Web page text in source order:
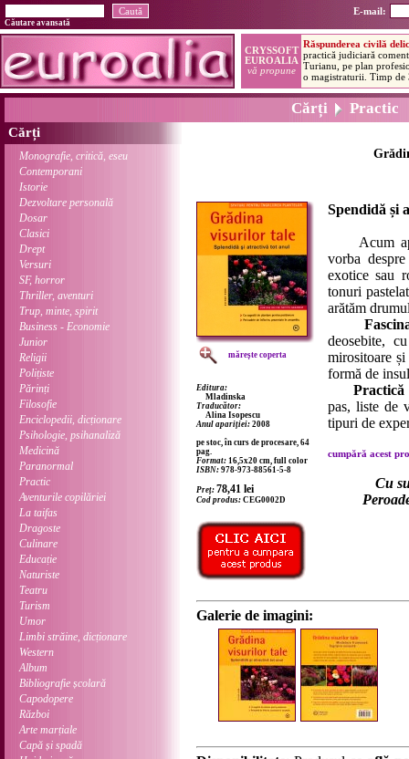
E-mail:
Căutare avansată
Cărți Practic
Cărți
Monografie, critică, eseu
Contemporani
Istorie
Dezvoltare personală
Dosar
Clasici
Drept
Versuri
SF, horror
Thriller, aventuri
Trup, minte, spirit
Business - Economie
Junior
Religii
Polițiste
Părinți
Filosofie
Enciclopedii, dicționare
Psihologie, psihanaliză
Medicină
Paranormal
Practic
Aventurile copilăriei
La taifas
Dragoste
Culinare
Educație
Naturiste
Teatru
Turism
Umor
Limbi străine, dicționare
Western
Album
Bibliografie școlară
Capodopere
Război
Arte marțiale
Capă și spadă
mărește coperta
Editura:
Mladinska
Traducător:
Alina Isopescu
Anul apariției: 2008
pe stoc, în curs de procesare, 64
pag.
Format: 16,5x20 cm, full color
ISBN: 978-973-88561-5-8
Preț: 78,41 lei
Cod produs: CEG0002D
Spendidă și
Acum
vorba
exotice sau
tonuri
arătăm
deosebite,
mirositoare
formă de
pas, liste de
tipuri de
cumpără acest
Cu
Galerie de imagini: